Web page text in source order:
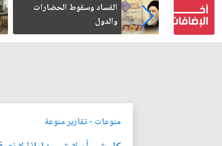
كتب لنفسه
الفساد وسقوط الحضارات
والدول
منوعات -تقارير منوعة